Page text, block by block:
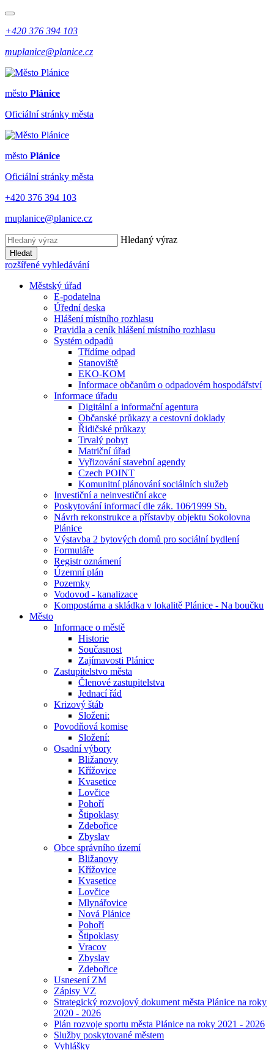
+420 376 394 103
muplanice@planice.cz
město Plánice
Oficiální stránky města
město Plánice
Oficiální stránky města
+420 376 394 103
muplanice@planice.cz
Hledaný výraz
Hledat
rozšířené vyhledávání
Městský úřad
E-podatelna
Úřední deska
Hlášení místního rozhlasu
Pravidla a ceník hlášení místního rozhlasu
Systém odpadů
Třídíme odpad
Stanoviště
EKO-KOM
Informace občanům o odpadovém hospodářství
Informace úřadu
Digitální a informační agentura
Občanské průkazy a cestovní doklady
Řidičské průkazy
Trvalý pobyt
Matriční úřad
Vyřizování stavební agendy
Czech POINT
Komunitní plánování sociálních služeb
Investiční a neinvestiční akce
Poskytování informací dle zák. 106⁄1999 Sb.
Návrh rekonstrukce a přístavby objektu Sokolovna
Plánice
Výstavba 2 bytových domů pro sociální bydlení
Formuláře
Registr oznámení
Územní plán
Pozemky
Vodovod - kanalizace
Kompostárna a skládka v lokalitě Plánice - Na boučku
Město
Informace o městě
Historie
Současnost
Zajímavosti Plánice
Zastupitelstvo města
Členové zastupitelstva
Jednací řád
Krizový štáb
Složeni:
Povodňová komise
Složení:
Osadní výbory
Bližanovy
Křížovice
Kvasetice
Lovčice
Pohoří
Štipoklasy
Zdebořice
Zbyslav
Obce správního území
Bližanovy
Křížovice
Kvasetice
Lovčice
Mlynářovice
Nová Plánice
Pohoří
Štipoklasy
Vracov
Zbyslav
Zdebořice
Usnesení ZM
Zápisy VZ
Strategický rozvojový dokument města Plánice na roky
2020 - 2026
Plán rozvoje sportu města Plánice na roky 2021 - 2026
Služby poskytované městem
Vyhlášky